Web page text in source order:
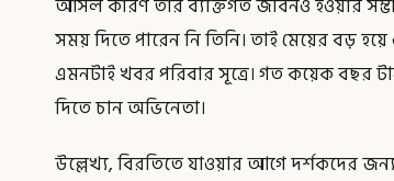
আসল কারণ তাঁর ব্যক্তিগত জীবনও হওয়ার
সময় দিতে পারেন নি তিনি। তাই মেয়ের বড়
এমনটাই খবর পরিবার সূত্রে। গত কয়েক বছর
দিতে চান অভিনেতা।
উল্লেখ্য, বিরতিতে যাওয়ার আগে দর্শকদের